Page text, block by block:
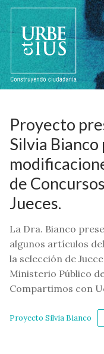
Ir
al
contenido
Proyecto
Silvia
de
Jueces.
La Dra. Bianco
algunos artículos
la selección de
Ministerio Público
Compartimos con
Proyecto Silvia Bianco